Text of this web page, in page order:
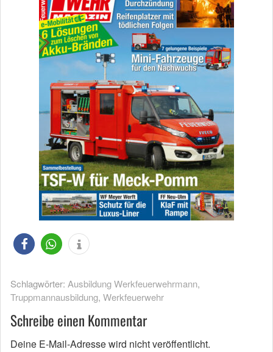
Schlagwörter: Ausbildung Werkfeuerwehrmann,
Truppmannausbildung, Werkfeuerwehr
Schreibe einen Kommentar
Deine E-Mail-Adresse wird nicht veröffentlicht.